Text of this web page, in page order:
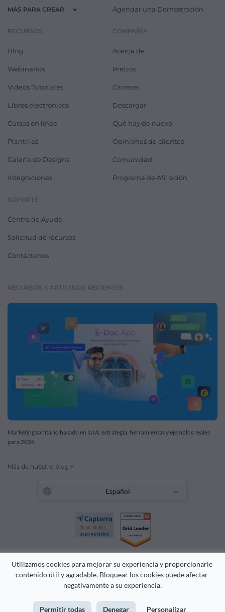
Utilizamos cookies para mejorar su experiencia y proporcionarle
contenido útil y agradable. Bloquear los cookies puede afectar
negativamente a su experiencia.
Permitir todas Denegar Personalizar
MÁS PARA CREAR Agendar una Demostración
RECURSOS
Blog
Webinarios
Videos Tutoriales
Libros electrónicos
Cursos en línea
Plantillas
Galería de Designs
Integraciones
COMPAÑÍA
Acerca de
Precios
Carreras
Descargar
Qué hay de nuevo
Opiniones de clientes
Comunidad
Programa de Afiliación
SOPORTE
Centro de Ayuda
Solicitud de recursos
Contáctenos
RECURSOS Y ARTÍCULOS RECIENTES
Marketing sanitario basado en la IA: estrategia, herramientas y ejemplos reales
para 2026
Más de nuestro blog >
Español
Derechos Reservados 2026 Easy WebContent, LLC. (DBA Visme).